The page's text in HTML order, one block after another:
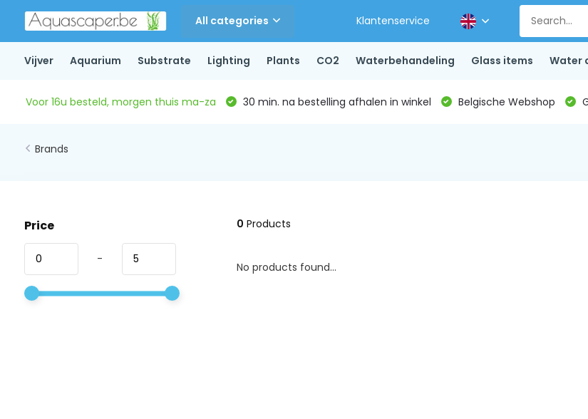
All categories Klantenservice
Vijver Aquarium Substrate Lighting Plants CO2 Waterbehandeling Glass items Water
Voor 16u besteld, morgen thuis ma-za 30 min. na bestelling afhalen in winkel Belgische Webshop
Brands
Price
-
0 Products
No products found...